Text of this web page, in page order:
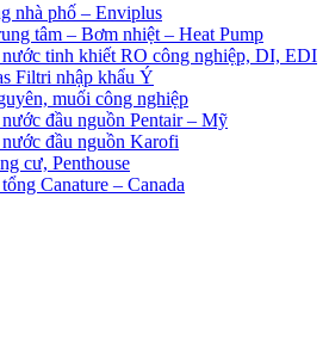
nhà phố – Enviplus
tâm – Bơm nhiệt – Heat Pump
tinh khiết RO công nghiệp, DI, EDI
Filtri nhập khẩu Ý
muối công nghiệp
đầu nguồn Pentair – Mỹ
đầu nguồn Karofi
cư, Penthouse
Canature – Canada